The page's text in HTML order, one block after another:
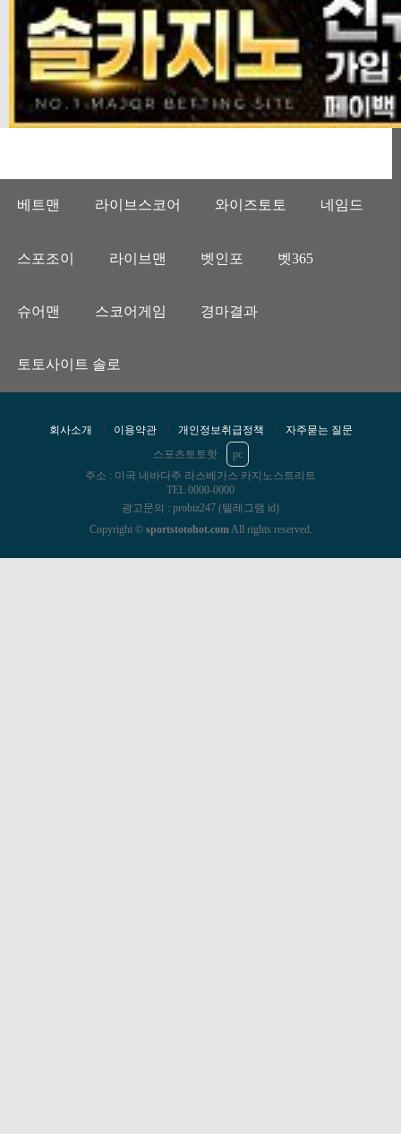
베트맨 라이브스코어 와이즈토토 네임드
스포조이 라이브맨 벳인포 벳365
슈어맨 스코어게임 경마결과
토토사이트 솔로
회사소개 이용약관 개인정보취급정책
자주묻는 질문
스포츠토토핫
pc
주소 : 미국 네바다주 라스베가스 카지노스트리트
TEL 0000-0000
광고문의 : probiz247 (텔레그램 id)
Copyright © sportstotohot.comAll rights reserved.